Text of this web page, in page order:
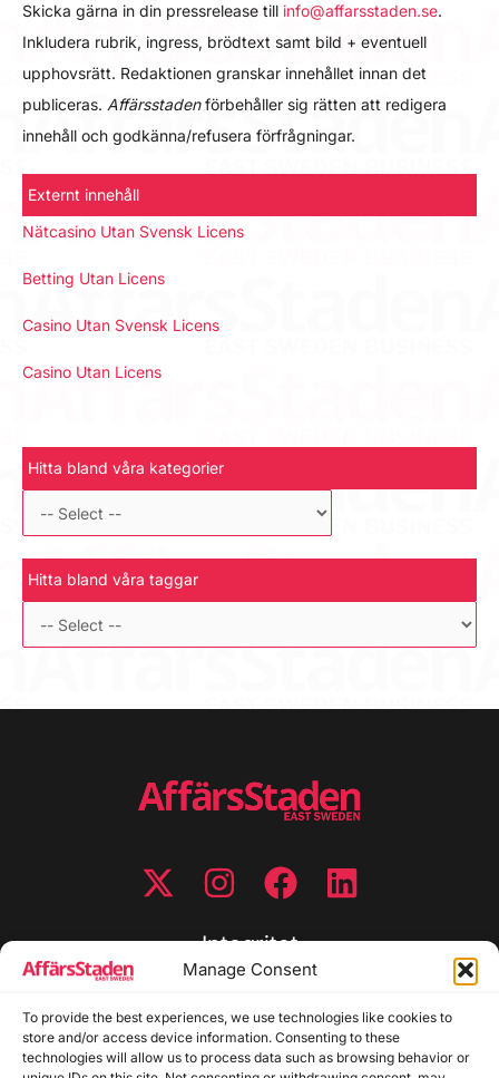
Manage Consent
To provide the best experiences, we use technologies like cookies to
store and/or access device information. Consenting to these
technologies will allow us to process data such as browsing behavior or
Skicka gärna in din pressrelease till info@affarsstaden.se.
Inkludera rubrik, ingress, brödtext samt bild + eventuell
upphovsrätt. Redaktionen granskar innehållet innan det
publiceras. Affärsstadenförbehåller sig rätten att redigera
innehåll och godkänna/refusera förfrågningar.
Externt innehåll
Nätcasino Utan Svensk Licens
Betting Utan Licens
Casino Utan Svensk Licens
Casino Utan Licens
Hitta bland våra kategorier
Hitta bland våra taggar
Integritet
Cookiepolicy
Disclaimer
Redaktionell policy